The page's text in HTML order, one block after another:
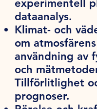
experimentell
dataanalys.
Klimat- och
om
användning av
och
Tillförlitlighet
prognoser.